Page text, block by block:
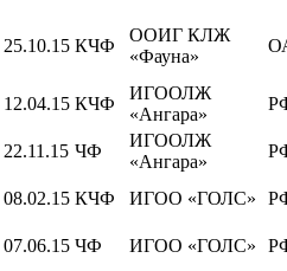
25.10.15 КЧФ
ООИГ КЛЖ
«Фауна»
12.04.15 КЧФ
ИГООЛЖ
«Ангара»
22.11.15 ЧФ
ИГООЛЖ
«Ангара»
08.02.15 КЧФ ИГОО «ГОЛС»
07.06.15 ЧФ ИГОО «ГОЛС»